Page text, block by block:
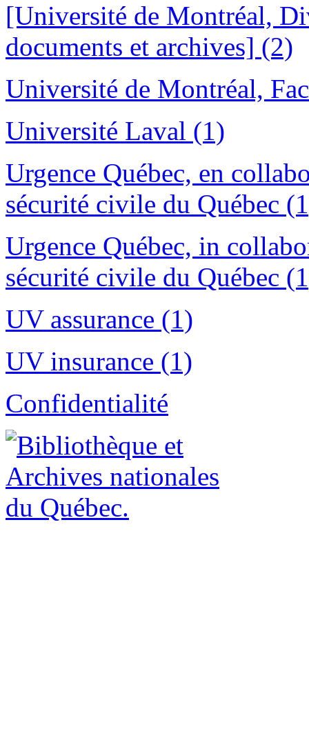
[Université de Montréal,
documents et archives] (2)
Université de Montréal,
Université Laval (1)
Urgence Québec, en
sécurité civile du Québec
Urgence Québec, in
sécurité civile du Québec
UV assurance (1)
UV insurance (1)
Confidentialité